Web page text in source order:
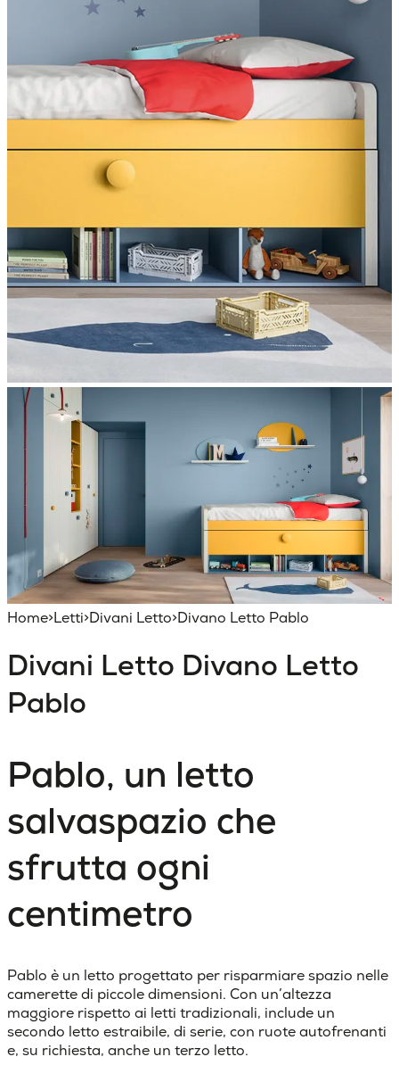
Home>Letti>Divani Letto>Divano Letto Pablo
Divani Letto Divano Letto
Pablo
Pablo, un letto
salvaspazio che
sfrutta ogni
centimetro
Pablo è un letto progettato per risparmiare spazio nelle
camerette di piccole dimensioni. Con un’altezza
maggiore rispetto ai letti tradizionali, include un
secondo letto estraibile, di serie, con ruote autofrenanti
e, su richiesta, anche un terzo letto.